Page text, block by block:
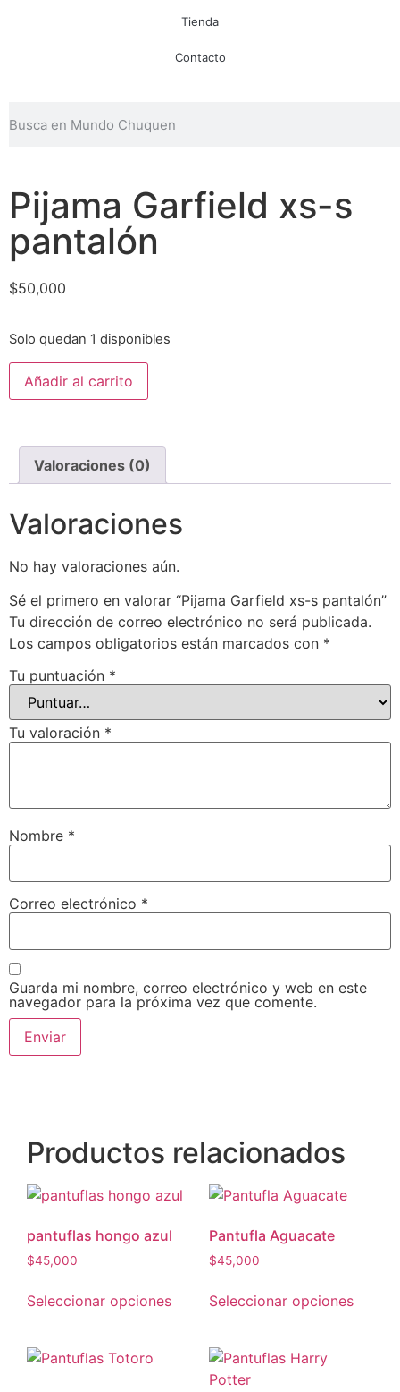
Tienda
Contacto
Pijama Garfield xs-s
pantalón
$50,000
Solo quedan 1 disponibles
Añadir al carrito
Valoraciones (0)
Valoraciones
No hay valoraciones aún.
Sé el primero en valorar “Pijama Garfield xs-s pantalón”
Tu dirección de correo electrónico no será publicada.
Los campos obligatorios están marcados con *
Tu puntuación *
Tu valoración *
Nombre *
Correo electrónico *
Guarda mi nombre, correo electrónico y web en este
navegador para la próxima vez que comente.
Productos relacionados
pantuflas hongo azul
$45,000
Seleccionar opciones
Pantufla Aguacate
$45,000
Seleccionar opciones